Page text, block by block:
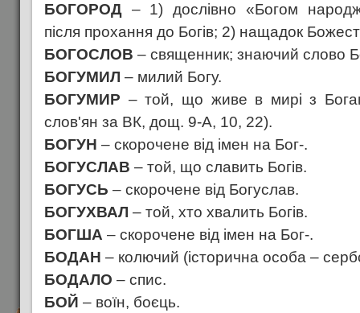
БОГОРОД – 1) дослівно «Богом
після прохання до Богів; 2) нащадок
БОГОСЛОВ – священник; знаючий слово
БОГУМИЛ – милий Богу.
БОГУМИР – той, що живе в мирі з
слов'ян за ВК, дощ. 9-А, 10, 22).
БОГУН – скорочене від імен на Бог-.
БОГУСЛАВ – той, що славить Богів.
БОГУСЬ – скорочене від Богуслав.
БОГУХВАЛ – той, хто хвалить Богів.
БОГША – скорочене від імен на Бог-.
БОДАН – колючий (історична особа –
БОДАЛО – спис.
БОЙ – воїн, боєць.